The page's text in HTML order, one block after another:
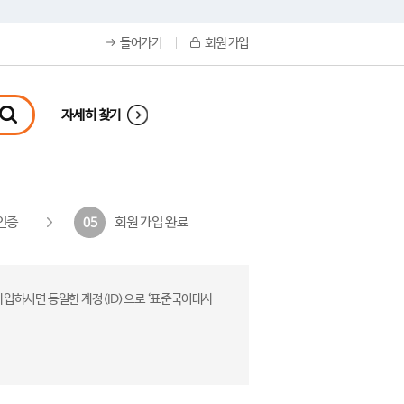
들어가기 회원 가입
자세히 찾기
증 05 회원 가입 완료
하시면 동일한 계정(ID)으로 ‘표준국어대사